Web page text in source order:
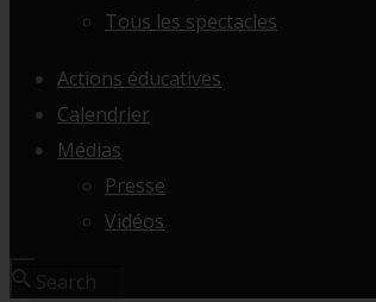
Tous les spectacles
Actions éducatives
Calendrier
Médias
Presse
Vidéos